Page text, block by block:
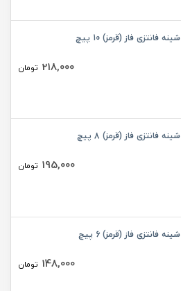
شینه فانتزی فاز (قرمز) 10 پیچ
218,000 تومان
شینه فانتزی فاز (قرمز) 8 پیچ
195,000 تومان
شینه فانتزی فاز (قرمز) 6 پیچ
148,000 تومان